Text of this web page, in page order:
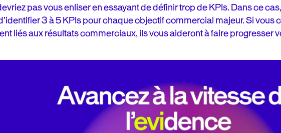
pas vous enliser en essayant de définir trop de KPIs. Dans ce
3 à 5 KPIs pour chaque objectif commercial majeur. Si vous
liés aux résultats commerciaux, ils vous aideront à faire progresser